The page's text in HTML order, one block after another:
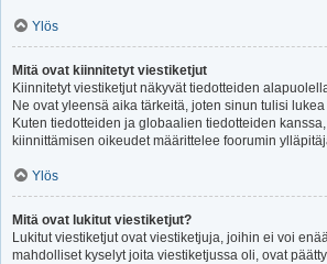
Ylös
Mitä ovat kiinnitetyt viestiketjut
Kiinnitetyt viestiketjut näkyvät tiedotteiden
Ne ovat yleensä aika tärkeitä, joten sinun tulisi
Kuten tiedotteiden ja globaalien tiedotteiden
kiinnittämisen oikeudet määrittelee foorumin
Ylös
Mitä ovat lukitut viestiketjut?
Lukitut viestiketjut ovat viestiketjuja, joihin ei voi
mahdolliset kyselyt joita viestiketjussa oli, ovat